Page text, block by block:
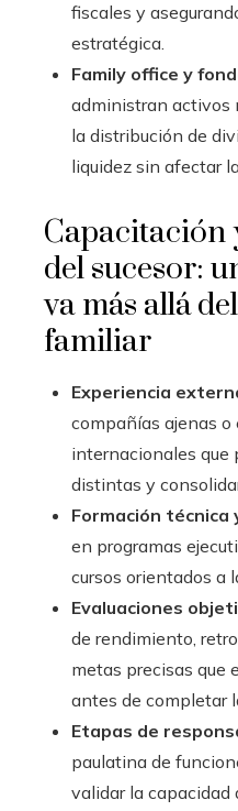
fiscales y
estratégica.
Family office y
administran activos
la distribución de
liquidez sin afectar
Capacitación
del sucesor:
va más allá
familiar
Experiencia
compañías ajenas
internacionales que
distintas y
Formación técnica
en programas
cursos orientados a
Evaluaciones
de rendimiento,
metas precisas que
antes de completar
Etapas de
paulatina de
validar la capacidad